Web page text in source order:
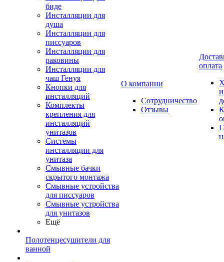
биде
Инсталляции для
душа
Инсталляции для
писсуаров
Инсталляции для
раковины
Инсталляции для
чаш Генуя
Кнопки для
инсталляций
Комплекты
крепления для
инсталляций
унитазов
Системы
инсталляции для
унитаза
Смывные бачки
скрытого монтажа
Смывные устройства
для писсуаров
Смывные устройства
для унитазов
Ещё
Полотенцесушители для
ванной
О компании
Сотрудничество
Отзывы
оплата
и